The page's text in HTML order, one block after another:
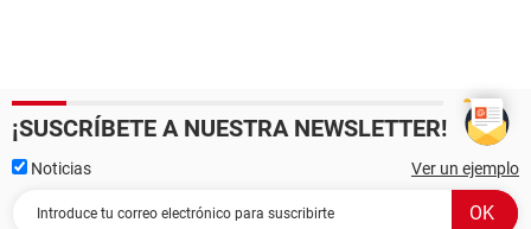
¡SUSCRÍBETE A NUESTRA NEWSLETTER!
Noticias Ver un ejemplo